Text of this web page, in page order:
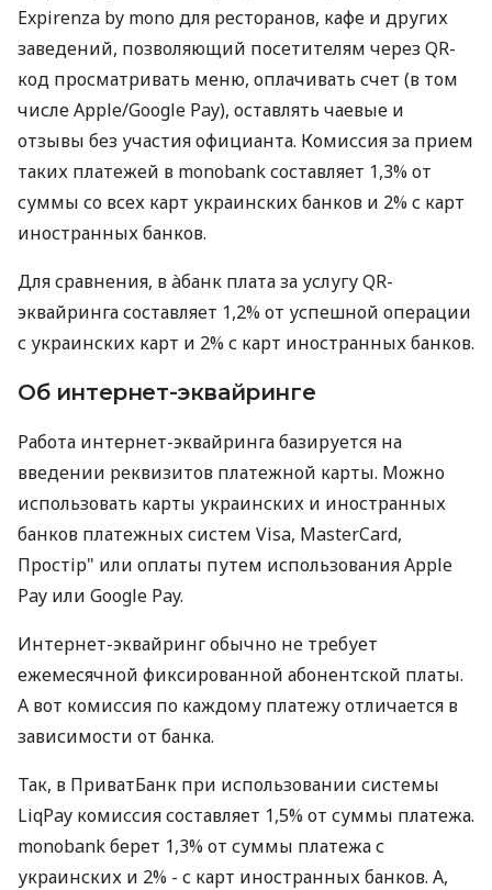
Expirenza by mono для ресторанов, кафе и других
заведений, позволяющий посетителям через QR-
код просматривать меню, оплачивать счет (в том
числе Apple/Google Pay), оставлять чаевые и
отзывы без участия официанта. Комиссия за прием
таких платежей в monobank составляет 1,3% от
суммы со всех карт украинских банков и 2% с карт
иностранных банков.
Для сравнения, в àбанк плата за услугу QR-
эквайринга составляет 1,2% от успешной операции
с украинских карт и 2% с карт иностранных банков.
Об интернет-эквайринге
Работа интернет-эквайринга базируется на
введении реквизитов платежной карты. Можно
использовать карты украинских и иностранных
банков платежных систем Visa, MasterCard,
Простір" или оплаты путем использования Apple
Pay или Google Pay.
Интернет-эквайринг обычно не требует
ежемесячной фиксированной абонентской платы.
А вот комиссия по каждому платежу отличается в
зависимости от банка.
Так, в ПриватБанк при использовании системы
LiqPay комиссия составляет 1,5% от суммы платежа.
monobank берет 1,3% от суммы платежа с
украинских и 2% - с карт иностранных банков. А,